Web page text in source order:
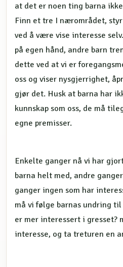
at det er noen ting barna
Finn et tre I nærområdet,
ved å være vise interesse
på egen hånd, andre barn
dette ved at vi er
oss og viser nysgjerrighet,
gjør det. Husk at barna har
kunnskap som oss, de må
egne premisser.
Enkelte ganger nå vi har
barna helt med, andre
ganger ingen som har
må vi følge barnas undring
er mer interessert i gresset?
interesse, og ta treturen en